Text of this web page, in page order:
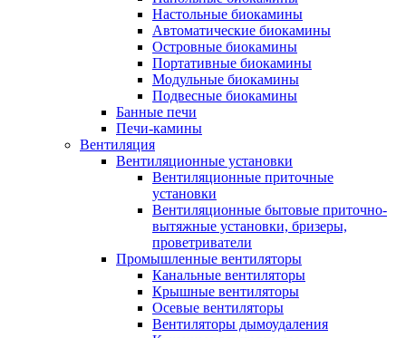
Настольные биокамины
Автоматические биокамины
Островные биокамины
Портативные биокамины
Модульные биокамины
Подвесные биокамины
Банные печи
Печи-камины
Вентиляция
Вентиляционные установки
Вентиляционные приточные
установки
Вентиляционные бытовые приточно-
вытяжные установки, бризеры,
проветриватели
Промышленные вентиляторы
Канальные вентиляторы
Крышные вентиляторы
Осевые вентиляторы
Вентиляторы дымоудаления